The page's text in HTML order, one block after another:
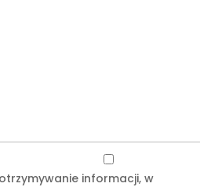
informacji, w